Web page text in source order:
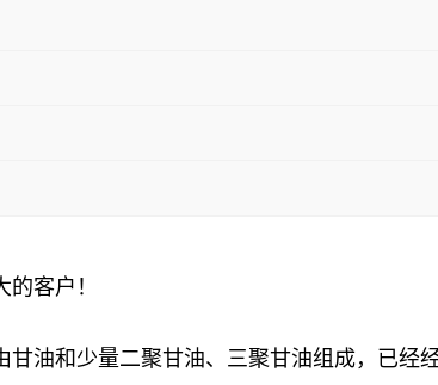
客户！
油和少量二聚甘油、三聚甘油组成，已